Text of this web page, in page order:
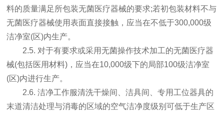
料的质量满足所包装无菌医疗器械的要求;若初包装材料不与
无菌医疗器械使用表面直接接触，应当在不低于300,000级
洁净室(区)内生产。
2.5. 对于有要求或采用无菌操作技术加工的无菌医疗器
械(包括医用材料)，应当在10,000级下的局部100级洁净室
(区)内进行生产。
2.6. 洁净工作服清洗干燥间、洁具间、专用工位器具的
末道清洁处理与消毒的区域的空气洁净度级别可低于生产区